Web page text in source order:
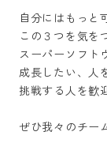
自分にはもっと
この３つを気を
スーパーソフト
成長したい、人
挑戦する人を歓